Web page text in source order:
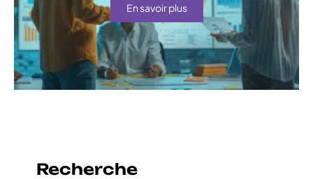
En savoir plus
Recherche